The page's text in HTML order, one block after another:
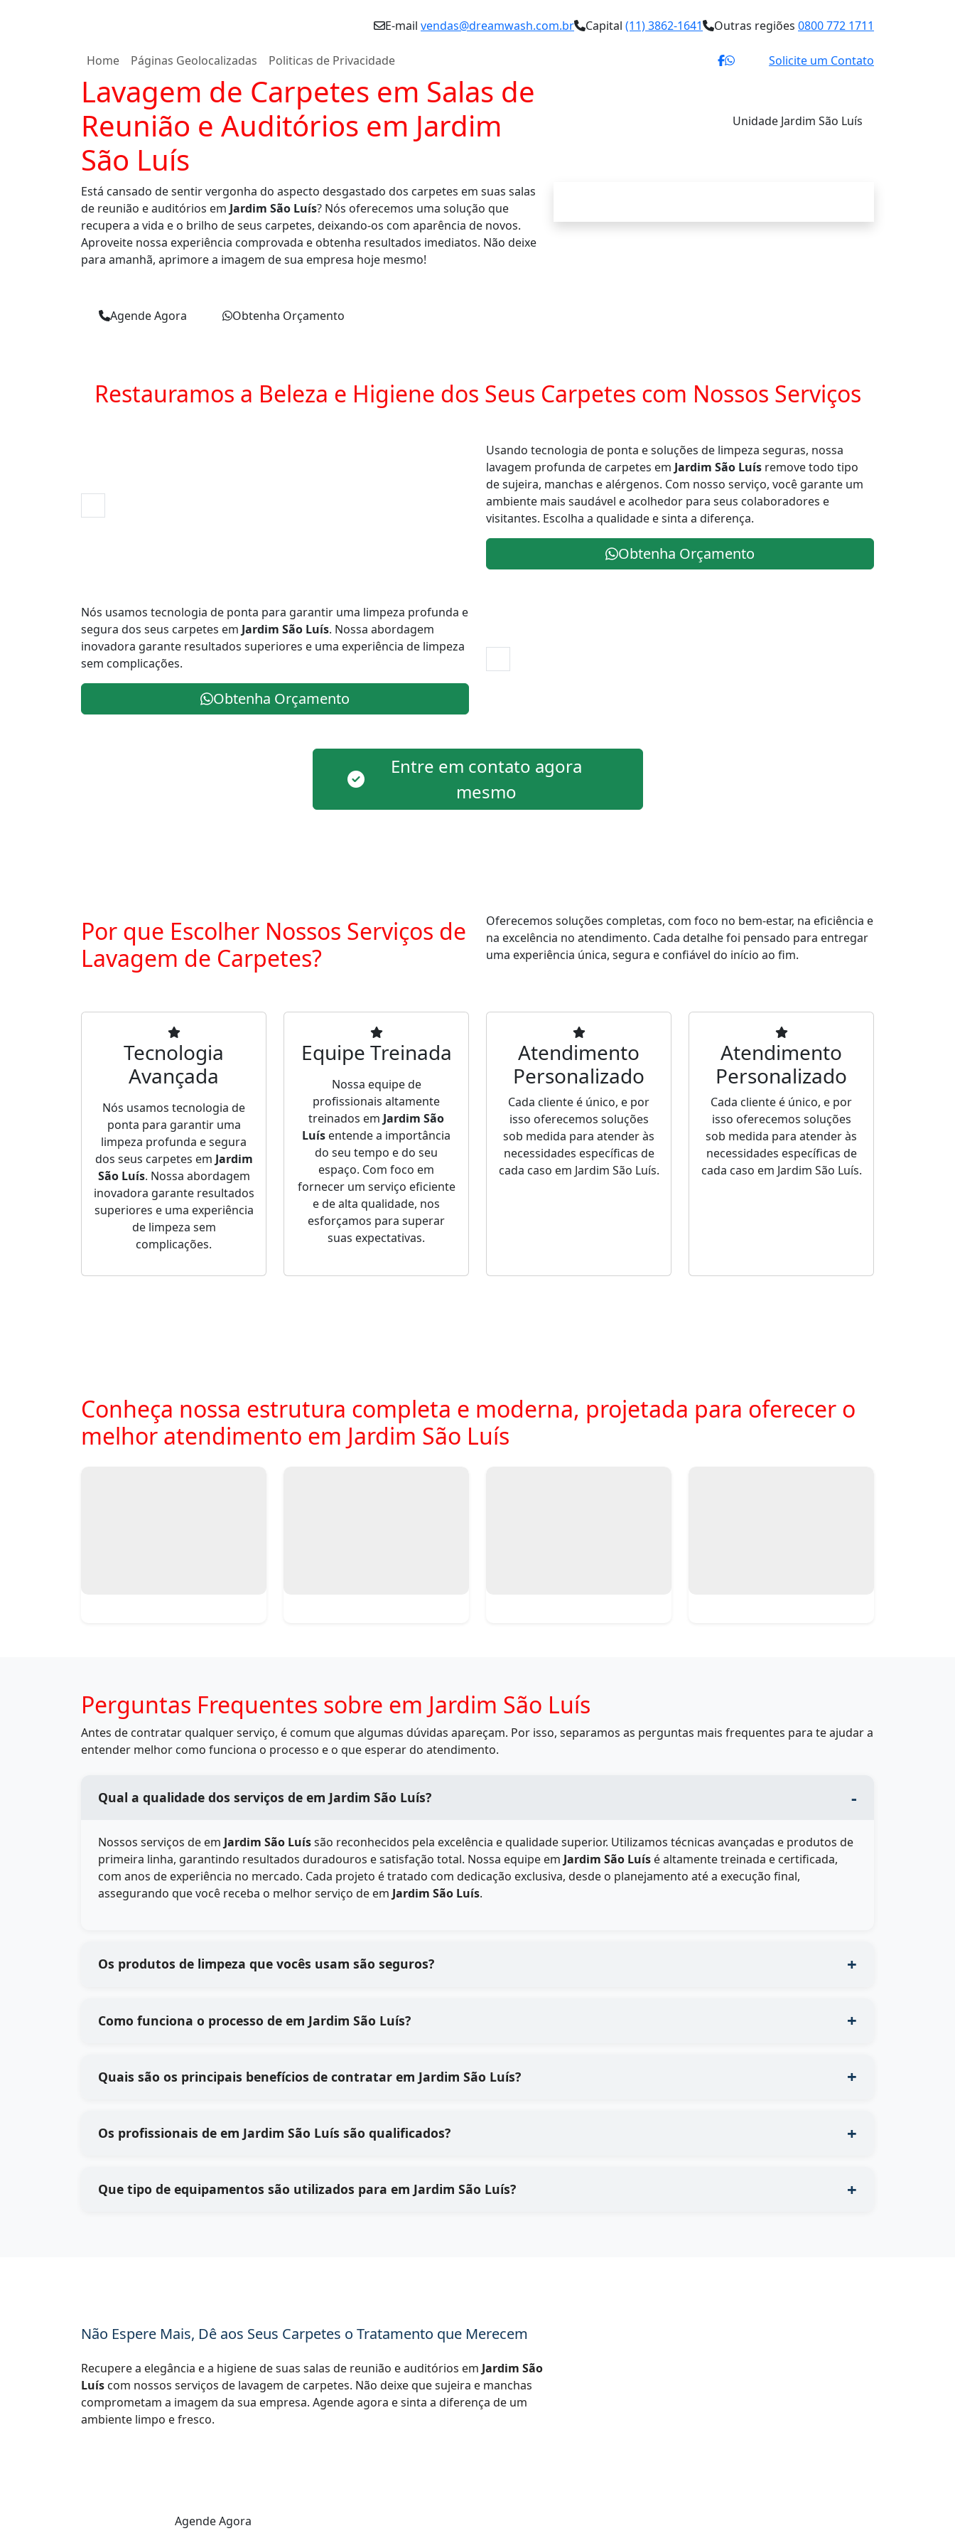
E-mail vendas@dreamwash.com.br Capital (11) 3862-1641 Outras regiões 0800 772 1711
Home Páginas Geolocalizadas Politicas de Privacidade Solicite um Contato
Unidade Jardim São Luís
Lavagem de Carpetes em Salas de
Reunião e Auditórios em Jardim
São Luís
Está cansado de sentir vergonha do aspecto desgastado dos carpetes em suas salas
de reunião e auditórios em Jardim São Luís? Nós oferecemos uma solução que
recupera a vida e o brilho de seus carpetes, deixando-os com aparência de novos.
Aproveite nossa experiência comprovada e obtenha resultados imediatos. Não deixe
para amanhã, aprimore a imagem de sua empresa hoje mesmo!
Agende Agora Obtenha Orçamento
Restauramos a Beleza e Higiene dos Seus Carpetes com Nossos Serviços
Usando tecnologia de ponta e soluções de limpeza seguras, nossa
lavagem profunda de carpetes em Jardim São Luís remove todo tipo
de sujeira, manchas e alérgenos. Com nosso serviço, você garante um
ambiente mais saudável e acolhedor para seus colaboradores e
visitantes. Escolha a qualidade e sinta a diferença.
Obtenha Orçamento
Nós usamos tecnologia de ponta para garantir uma limpeza profunda e
segura dos seus carpetes em Jardim São Luís. Nossa abordagem
inovadora garante resultados superiores e uma experiência de limpeza
sem complicações.
Obtenha Orçamento
Entre em contato agora
mesmo
Por que Escolher Nossos Serviços de
Lavagem de Carpetes?
Oferecemos soluções completas, com foco no bem-estar, na eficiência e
na excelência no atendimento. Cada detalhe foi pensado para entregar
uma experiência única, segura e confiável do início ao fim.
Tecnologia
Avançada
Nós usamos tecnologia de
ponta para garantir uma
limpeza profunda e segura
dos seus carpetes em Jardim
São Luís. Nossa abordagem
inovadora garante resultados
superiores e uma experiência
de limpeza sem
complicações.
Equipe Treinada
Nossa equipe de
profissionais altamente
treinados em Jardim São
Luís entende a importância
do seu tempo e do seu
espaço. Com foco em
fornecer um serviço eficiente
e de alta qualidade, nos
esforçamos para superar
suas expectativas.
Atendimento
Personalizado
Cada cliente é único, e por
isso oferecemos soluções
sob medida para atender às
necessidades específicas de
cada caso em Jardim São Luís.
Atendimento
Personalizado
Cada cliente é único, e por
isso oferecemos soluções
sob medida para atender às
necessidades específicas de
cada caso em Jardim São Luís.
Conheça nossa estrutura completa e moderna, projetada para oferecer o
melhor atendimento em Jardim São Luís
Perguntas Frequentes sobre em Jardim São Luís
Antes de contratar qualquer serviço, é comum que algumas dúvidas apareçam. Por isso, separamos as perguntas mais frequentes para te ajudar a
entender melhor como funciona o processo e o que esperar do atendimento.
Qual a qualidade dos serviços de em Jardim São Luís?
Nossos serviços de em Jardim São Luíssão reconhecidos pela excelência e qualidade superior. Utilizamos técnicas avançadas e produtos de
primeira linha, garantindo resultados duradouros e satisfação total. Nossa equipe em Jardim São Luís é altamente treinada e certificada,
com anos de experiência no mercado. Cada projeto é tratado com dedicação exclusiva, desde o planejamento até a execução final,
assegurando que você receba o melhor serviço de em Jardim São Luís.
Os produtos de limpeza que vocês usam são seguros?
Como funciona o processo de em Jardim São Luís?
Quais são os principais benefícios de contratar em Jardim São Luís?
Os profissionais de em Jardim São Luís são qualificados?
Que tipo de equipamentos são utilizados para em Jardim São Luís?
Não Espere Mais, Dê aos Seus Carpetes o Tratamento que Merecem
Recupere a elegância e a higiene de suas salas de reunião e auditórios em Jardim São
Luís com nossos serviços de lavagem de carpetes. Não deixe que sujeira e manchas
comprometam a imagem da sua empresa. Agende agora e sinta a diferença de um
ambiente limpo e fresco.
Agende Agora